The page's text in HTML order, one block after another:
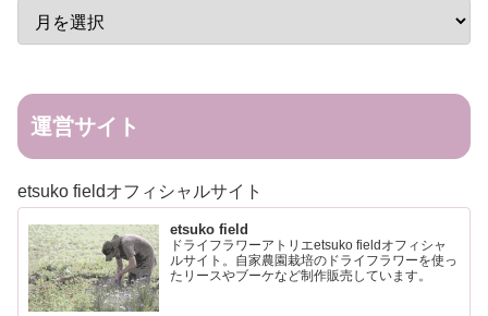
運営サイト
etsuko fieldオフィシャルサイト
etsuko field
ドライフラワーアトリエetsuko fieldオフィシャ
ルサイト。自家農園栽培のドライフラワーを使っ
たリースやブーケなど制作販売しています。